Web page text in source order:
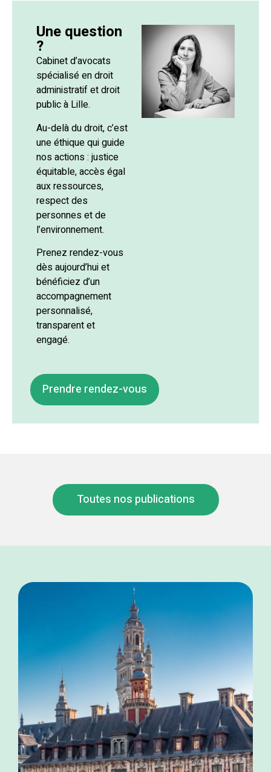
Une question
?
Cabinet d’avocats
spécialisé en droit
administratif et droit
public à Lille.
Au-delà du droit, c’est
une éthique qui guide
nos actions : justice
équitable, accès égal
aux ressources,
respect des
personnes et de
l’environnement.
Prenez rendez-vous
dès aujourd’hui et
bénéficiez d’un
accompagnement
personnalisé,
transparent et
engagé.
Prendre rendez-vous
Toutes nos publications